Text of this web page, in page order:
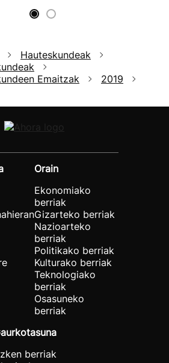
Hauteskundeak
Emaitzak
2019
Orain
Ekonomiako
berriak
Gizarteko berriak
Nazioarteko
berriak
Politikako berriak
Kulturako berriak
Teknologiako
berriak
Osasuneko
berriak
berriak